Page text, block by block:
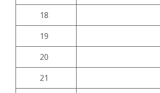
18
19
20
21